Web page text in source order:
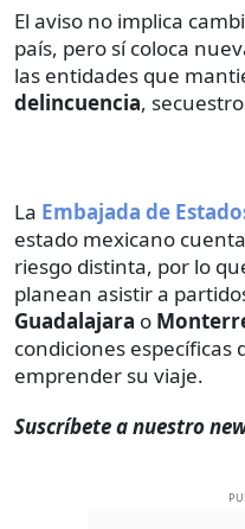
El aviso no implica
país, pero sí coloca
las entidades que
delincuencia,
La Embajada de
estado mexicano
riesgo distinta, por lo
planean asistir a
Guadalajara o
condiciones específicas
emprender su viaje.
Suscríbete a nuestro